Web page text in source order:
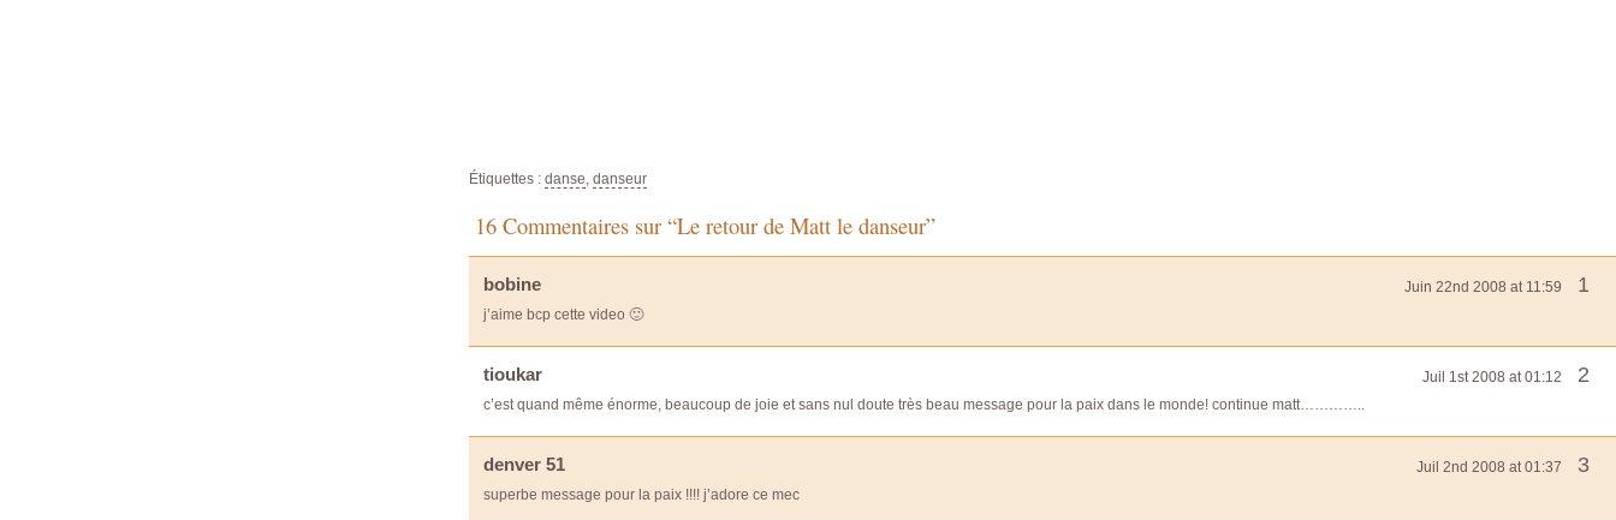
Étiquettes : danse, danseur
16 Commentaires sur “Le retour de Matt le danseur”
bobine Juin 22nd 2008 at 11:59 1
j’aime bcp cette video 🙂
tioukar Juil 1st 2008 at 01:12 2
c’est quand même énorme, beaucoup de joie et sans nul doute très beau message pour la paix dans le monde! continue matt…………..
denver 51 Juil 2nd 2008 at 01:37 3
superbe message pour la paix !!!! j’adore ce mec